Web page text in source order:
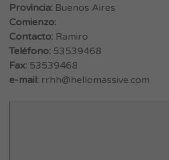
Provincia: Buenos Aires
Comienzo:
Contacto: Ramiro
Teléfono: 53539468
Fax: 53539468
e-mail: rrhh@hellomassive.com